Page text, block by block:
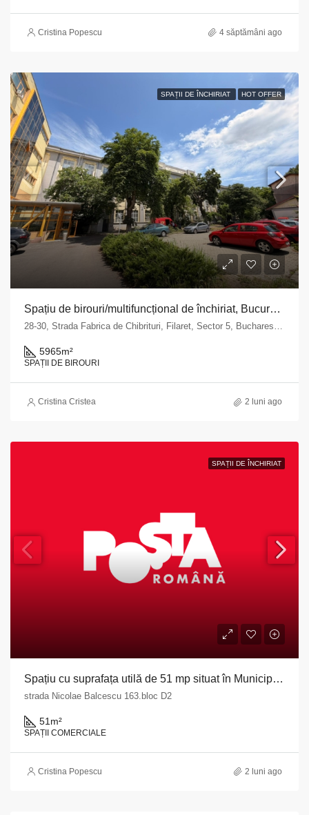
Cristina Popescu 4 săptămâni ago
SPAȚII DE ÎNCHIRIAT HOT OFFER
Spațiu de birouri/multifuncțional de închiriat, București, Sector 5 – zona Fabrica de Chibrituri
28-30, Strada Fabrica de Chibrituri, Filaret, Sector 5, Bucharest, 040542, Romania
5965m²
SPAȚII DE BIROURI
Cristina Cristea 2 luni ago
SPAȚII DE ÎNCHIRIAT
Spațiu cu suprafața utilă de 51 mp situat în Municipiul Pitești, str. Nicolae Bălcescu nr. 163, bloc D2, județul Argeș
strada Nicolae Balcescu 163.bloc D2
51 m²
SPAȚII COMERCIALE
Cristina Popescu 2 luni ago